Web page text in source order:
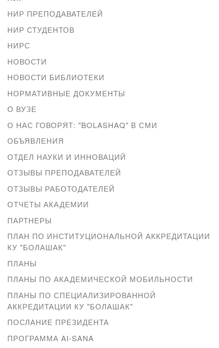
НИР ПРЕПОДАВАТЕЛЕЙ
НИР СТУДЕНТОВ
НИРС
НОВОСТИ
НОВОСТИ БИБЛИОТЕКИ
НОРМАТИВНЫЕ ДОКУМЕНТЫ
О ВУЗЕ
О НАС ГОВОРЯТ: "BOLASHAQ" В СМИ
ОБЪЯВЛЕНИЯ
ОТДЕЛ НАУКИ И ИННОВАЦИЙ
ОТЗЫВЫ ПРЕПОДАВАТЕЛЕЙ
ОТЗЫВЫ РАБОТОДАТЕЛЕЙ
ОТЧЕТЫ АКАДЕМИИ
ПАРТНЕРЫ
ПЛАН ПО ИНСТИТУЦИОНАЛЬНОЙ АККРЕДИТАЦИИ
КУ "БОЛАШАК"
ПЛАНЫ
ПЛАНЫ ПО АКАДЕМИЧЕСКОЙ МОБИЛЬНОСТИ
ПЛАНЫ ПО СПЕЦИАЛИЗИРОВАННОЙ
АККРЕДИТАЦИИ КУ "БОЛАШАК"
ПОСЛАНИЕ ПРЕЗИДЕНТА
ПРОГРАММА AI-SANA